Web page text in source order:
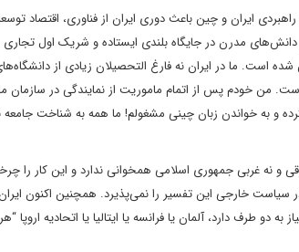
ایران و چین باعث دوری ایران از فناوری، اقتصاد
مدرن در جایگاه بلندی ایستاده و شریک اول
است. ما در ایران نه فارغ التحصیلان زیادی از
من خودم پس از اتمام ماموریت از نمایندگی در سازمان
و به خواندن زبان چینی مشغولم! ما همه به شناخت
و نه غربی جمهوری اسلامی همخوانی ندارد و این کار را
خارجی این تفسیر را نمی‌پذیرد. همچنین اکنون ایران
دو طرف دارد، آلمان یا فرانسه یا ایتالیا یا اتحادیه اروپا